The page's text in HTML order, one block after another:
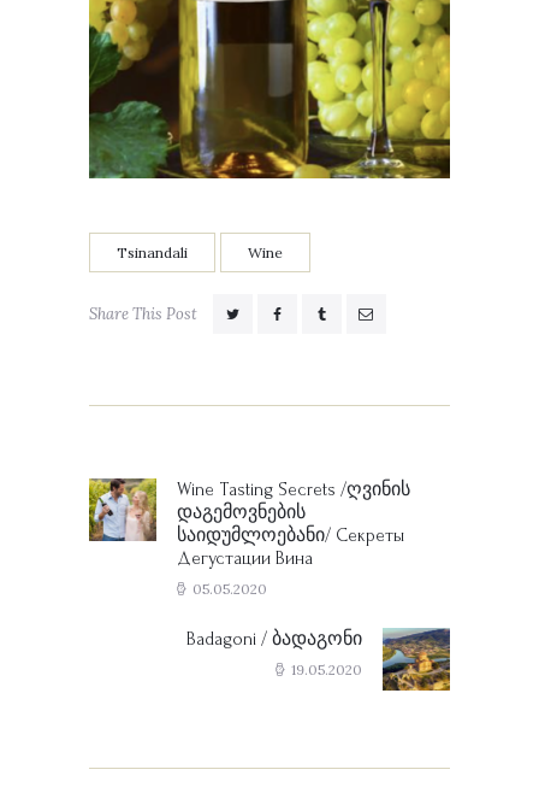
Tsinandali Wine
Share This Post
Previous
post:
Wine Tasting Secrets /ღვინის
დაგემოვნების
საიდუმლოებანი/ Секреты
Дегустации Вина
05.05.2020
Next
post:
Badagoni / ბადაგონი
19.05.2020